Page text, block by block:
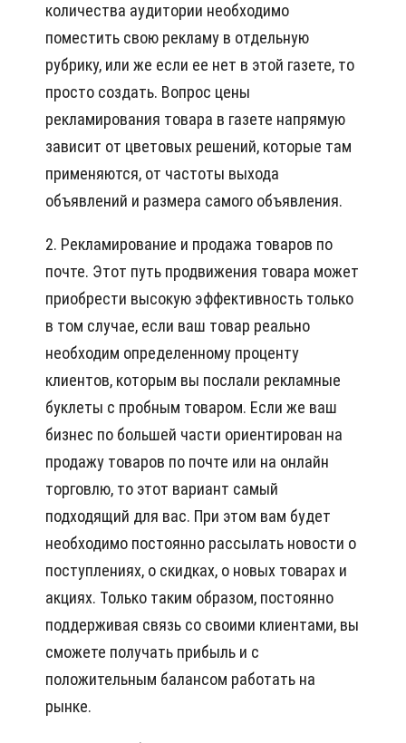
количества аудитории необходимо
поместить свою рекламу в отдельную
рубрику, или же если ее нет в этой газете, то
просто создать. Вопрос цены
рекламирования товара в газете напрямую
зависит от цветовых решений, которые там
применяются, от частоты выхода
объявлений и размера самого объявления.
2. Рекламирование и продажа товаров по
почте. Этот путь продвижения товара может
приобрести высокую эффективность только
в том случае, если ваш товар реально
необходим определенному проценту
клиентов, которым вы послали рекламные
буклеты с пробным товаром. Если же ваш
бизнес по большей части ориентирован на
продажу товаров по почте или на онлайн
торговлю, то этот вариант самый
подходящий для вас. При этом вам будет
необходимо постоянно рассылать новости о
поступлениях, о скидках, о новых товарах и
акциях. Только таким образом, постоянно
поддерживая связь со своими клиентами, вы
сможете получать прибыль и с
положительным балансом работать на
рынке.